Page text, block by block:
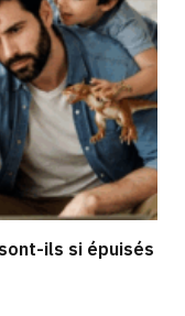
ils si épuisés